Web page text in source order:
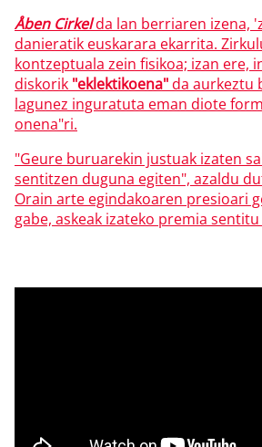
Åben Cirkelda lan berriaren izena,
danieratik euskarara ekarrita.
kontzeptuala zein fisikoa; izan ere,
diskorik "eklektikoena"da aurkeztu
lagunez inguratuta eman diote
onena"ri.
"Geure buruarekin justuak izaten
sentitzen duguna egiten", azaldu
Orain arte egindakoaren presioari
gabe, askeak izateko premia